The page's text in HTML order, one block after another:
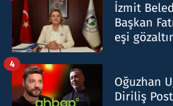
İzmit
Başkan
eşi
Oğuzhan
Diriliş
4